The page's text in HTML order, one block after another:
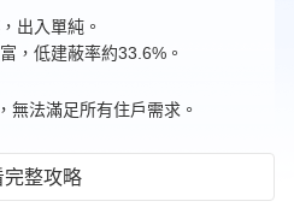
出入單純。
，低建蔽率約33.6%。
無法滿足所有住戶需求。
完整攻略